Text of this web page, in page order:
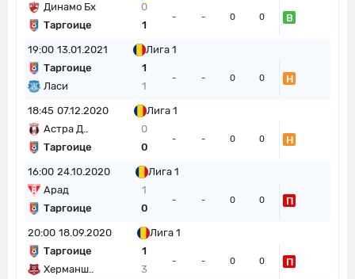
Динамо Бх
0
Таргоице
1
- - 0 0 В
19:00 13.01.2021
Лига 1
Таргоице
1
Ласи
1
- - 0 0 Н
18:45 07.12.2020
Лига 1
Астра Д..
0
Таргоице
0
- - 0 0 Н
16:00 24.10.2020
Лига 1
Арад
1
Таргоице
0
- - 0 0 П
20:00 18.09.2020
Лига 1
Таргоице
1
Херманш..
3
- - 0 0 П